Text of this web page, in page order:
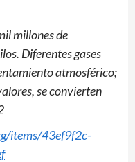
millones de
Diferentes gases
atmosférico;
se convierten
items/43ef9f2c-